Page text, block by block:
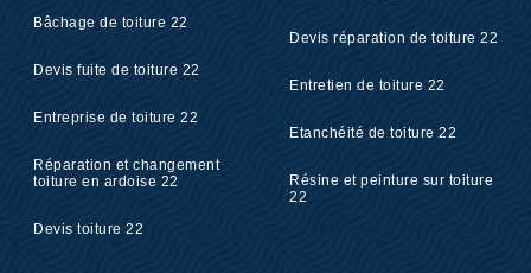
Bâchage de toiture 22
Devis fuite de toiture 22
Entreprise de toiture 22
Réparation et changement
toiture en ardoise 22
Devis toiture 22
Devis réparation de toiture 22
Entretien de toiture 22
Etanchéité de toiture 22
Résine et peinture sur toiture
22